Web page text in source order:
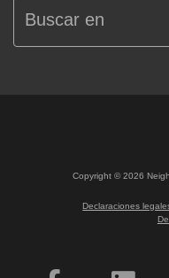
Copyright ©2026
Declaraciones